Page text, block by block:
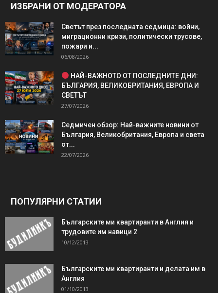
ИЗБРАНИ ОТ МОДЕРАТОРА
Светът през последната седмица: войни,
миграционни кризи, политически трусове,
пожари и...
06/08/2026
НАЙ-ВАЖНОТО ОТ ПОСЛЕДНИТЕ ДНИ:
БЪЛГАРИЯ, ВЕЛИКОБРИТАНИЯ, ЕВРОПА И
СВЕТЪТ
27/07/2026
Седмичен обзор: Най-важните новини от
България, Великобритания, Европа и света
от...
22/07/2026
ПОПУЛЯРНИ СТАТИИ
Българските ми квартиранти в Англия и
трудовите им навици 2
10/12/2013
Българските ми квартиранти и делата им в
Англия
01/10/2013